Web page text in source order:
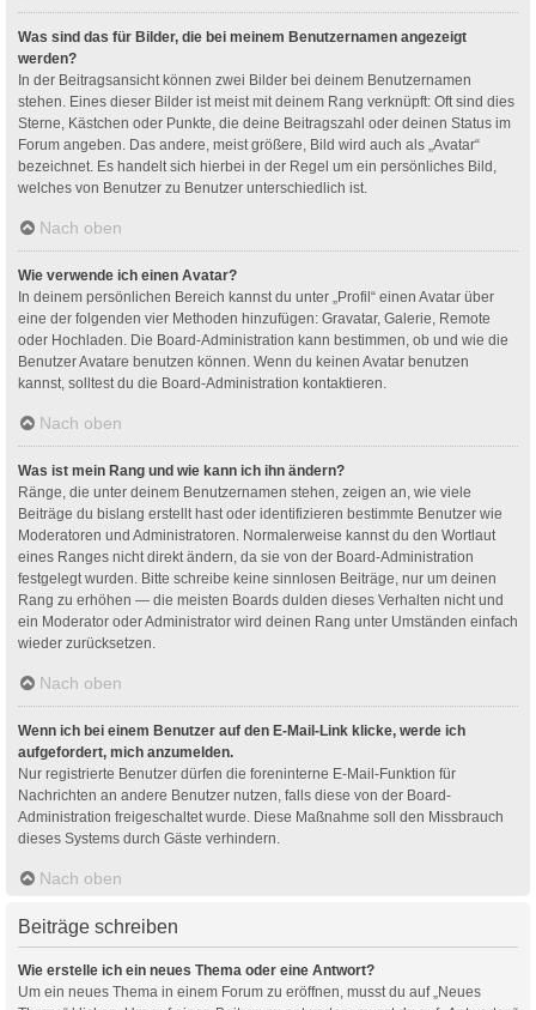
Was sind das für Bilder, die bei meinem Benutzernamen angezeigt
werden?
In der Beitragsansicht können zwei Bilder bei deinem Benutzernamen
stehen. Eines dieser Bilder ist meist mit deinem Rang verknüpft: Oft sind dies
Sterne, Kästchen oder Punkte, die deine Beitragszahl oder deinen Status im
Forum angeben. Das andere, meist größere, Bild wird auch als „Avatar“
bezeichnet. Es handelt sich hierbei in der Regel um ein persönliches Bild,
welches von Benutzer zu Benutzer unterschiedlich ist.
Nach oben
Wie verwende ich einen Avatar?
In deinem persönlichen Bereich kannst du unter „Profil“ einen Avatar über
eine der folgenden vier Methoden hinzufügen: Gravatar, Galerie, Remote
oder Hochladen. Die Board-Administration kann bestimmen, ob und wie die
Benutzer Avatare benutzen können. Wenn du keinen Avatar benutzen
kannst, solltest du die Board-Administration kontaktieren.
Nach oben
Was ist mein Rang und wie kann ich ihn ändern?
Ränge, die unter deinem Benutzernamen stehen, zeigen an, wie viele
Beiträge du bislang erstellt hast oder identifizieren bestimmte Benutzer wie
Moderatoren und Administratoren. Normalerweise kannst du den Wortlaut
eines Ranges nicht direkt ändern, da sie von der Board-Administration
festgelegt wurden. Bitte schreibe keine sinnlosen Beiträge, nur um deinen
Rang zu erhöhen — die meisten Boards dulden dieses Verhalten nicht und
ein Moderator oder Administrator wird deinen Rang unter Umständen einfach
wieder zurücksetzen.
Nach oben
Wenn ich bei einem Benutzer auf den E-Mail-Link klicke, werde ich
aufgefordert, mich anzumelden.
Nur registrierte Benutzer dürfen die foreninterne E-Mail-Funktion für
Nachrichten an andere Benutzer nutzen, falls diese von der Board-
Administration freigeschaltet wurde. Diese Maßnahme soll den Missbrauch
dieses Systems durch Gäste verhindern.
Nach oben
Beiträge schreiben
Wie erstelle ich ein neues Thema oder eine Antwort?
Um ein neues Thema in einem Forum zu eröffnen, musst du auf „Neues